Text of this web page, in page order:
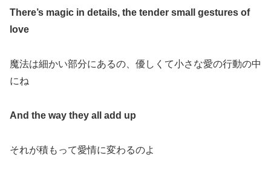
There’s magic in details, the tender small gestures of
love
魔法は細かい部分にあるの、優しくて小さな愛の行動の中
にね
And the way they all add up
それが積もって愛情に変わるのよ